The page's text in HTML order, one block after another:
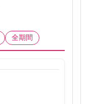
全期間